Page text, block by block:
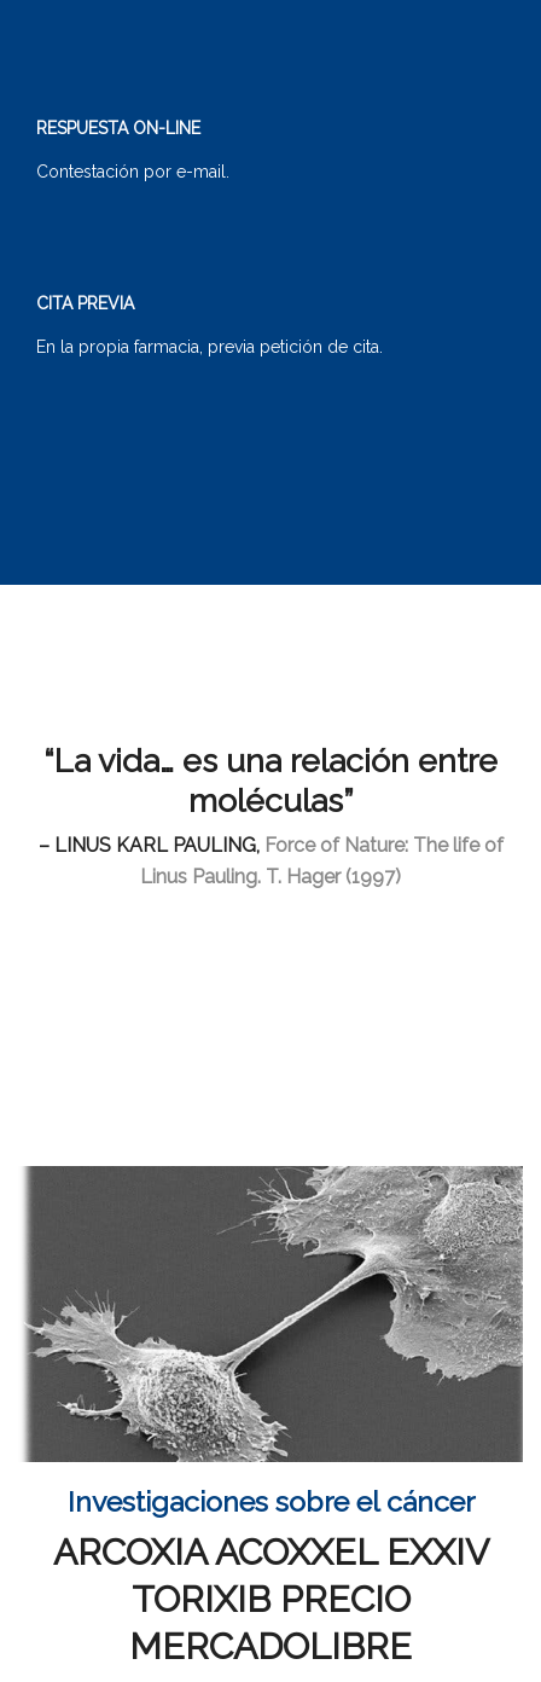
RESPUESTA ON-LINE
Contestación por e-mail.
CITA PREVIA
En la propia farmacia, previa petición de cita.
“La vida… es una relación entre
moléculas”
– LINUS KARL PAULING, Force of Nature: The life of
Linus Pauling. T. Hager (1997)
Investigaciones sobre el cáncer
ARCOXIA ACOXXEL EXXIV
TORIXIB PRECIO
MERCADOLIBRE